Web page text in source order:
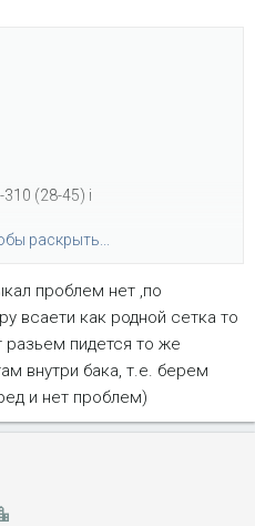
310 (28-45) і
310 (35-45)
размерностей? Можно
наш бак без существенных
раскрыть...
проблем нет ,по
всаети как родной сетка то
разьем пидется то же
внутри бака, т.е. берем
и нет проблем)